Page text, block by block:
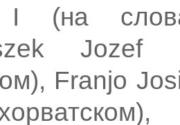
(на
Franjo